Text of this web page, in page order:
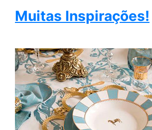
Muitas Inspirações!